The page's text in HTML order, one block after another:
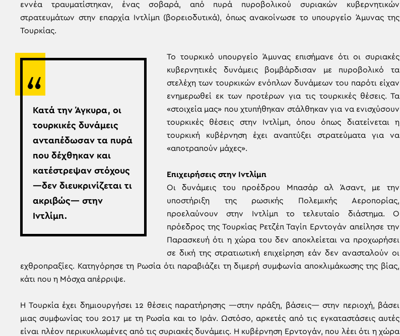
εννέα τραυματίστηκαν, ένας σοβαρά, από πυρά πυροβολικού συριακών κυβερνητικών
στρατευμάτων στην επαρχία Ιντλίμπ (βορειοδυτικά), όπως ανακοίνωσε το υπουργείο Άμυνας της
Τουρκίας.
Κατά την Άγκυρα, οι
τουρκικές δυνάμεις
ανταπέδωσαν τα πυρά
που δέχθηκαν και
κατέστρεψαν στόχους
—δεν διευκρινίζεται τι
ακριβώς— στην
Ιντλίμπ.
Το τουρκικό υπουργείο Άμυνας επισήμανε ότι οι συριακές
κυβερνητικές δυνάμεις βομβάρδισαν με πυροβολικό τα
στελέχη των τουρκικών ενόπλων δυνάμεων του παρότι είχαν
ενημερωθεί εκ των προτέρων για τις τουρκικές θέσεις. Τα
«στοιχεία μας» που χτυπήθηκαν στάλθηκαν για να ενισχύσουν
τουρκικές θέσεις στην Ιντλίμπ, όπου όπως διατείνεται η
τουρκική κυβέρνηση έχει αναπτύξει στρατεύματα για να
«αποτραπούν μάχες».
Επιχειρήσεις στην Ιντλίμπ
Οι δυνάμεις του προέδρου Μπασάρ αλ Άσαντ, με την
υποστήριξη της ρωσικής Πολεμικής Αεροπορίας,
προελαύνουν στην Ιντλίμπ το τελευταίο διάστημα. Ο
πρόεδρος της Τουρκίας Ρετζέπ Ταγίπ Ερντογάν απείλησε την
Παρασκευή ότι η χώρα του δεν αποκλείεται να προχωρήσει
σε δική της στρατιωτική επιχείρηση εάν δεν ανασταλούν οι
εχθροπραξίες. Κατηγόρησε τη Ρωσία ότι παραβιάζει τη διμερή συμφωνία αποκλιμάκωσης της βίας,
κάτι που η Μόσχα απέρριψε.
Η Τουρκία έχει δημιουργήσει 12 θέσεις παρατήρησης —στην πράξη, βάσεις— στην περιοχή, βάσει
μιας συμφωνίας του 2017 με τη Ρωσία και το Ιράν. Ωστόσο, αρκετές από τις εγκαταστάσεις αυτές
είναι πλέον περικυκλωμένες από τις συριακές δυνάμεις. Η κυβέρνηση Ερντογάν, που λέει ότι η χώρα